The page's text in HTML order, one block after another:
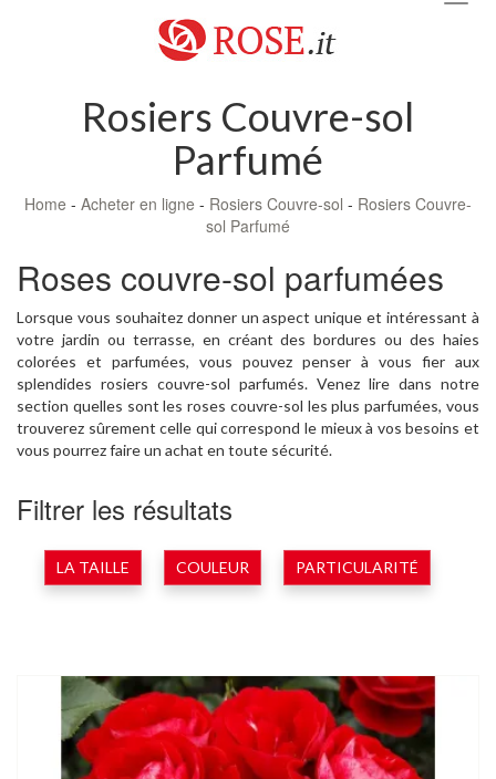
Rosiers Couvre-sol
Parfumé
Home - Acheter en ligne - Rosiers Couvre-sol - Rosiers Couvre-
sol Parfumé
Roses couvre-sol parfumées
Lorsque vous souhaitez donner un aspect unique et intéressant à
votre jardin ou terrasse, en créant des bordures ou des haies
colorées et parfumées, vous pouvez penser à vous fier aux
splendides rosiers couvre-sol parfumés. Venez lire dans notre
section quelles sont les roses couvre-sol les plus parfumées, vous
trouverez sûrement celle qui correspond le mieux à vos besoins et
vous pourrez faire un achat en toute sécurité.
Filtrer les résultats
LA TAILLE COULEUR PARTICULARITÉ